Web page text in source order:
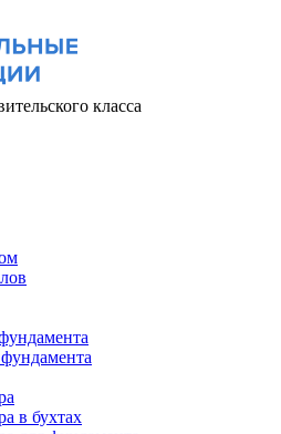
класса
в бухтах